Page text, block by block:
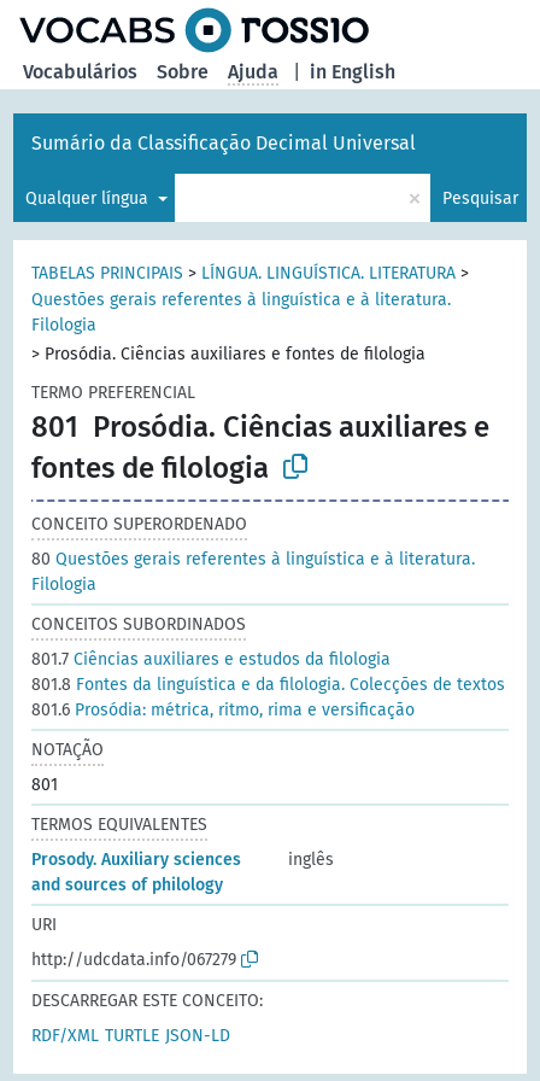
in English
Vocabulários Sobre Ajuda
Sumário da Classificação Decimal Universal
Qualquer língua × Pesquisar
TABELAS PRINCIPAIS > LÍNGUA. LINGUÍSTICA. LITERATURA >
Questões gerais referentes à linguística e à literatura.
Filologia
> Prosódia. Ciências auxiliares e fontes de filologia
TERMO PREFERENCIAL
801 Prosódia. Ciências auxiliares e
fontes de filologia
CONCEITO SUPERORDENADO
80Questões gerais referentes à linguística e à literatura.
Filologia
CONCEITOS SUBORDINADOS
801.7Ciências auxiliares e estudos da filologia
801.8 Fontes da linguística e da filologia. Colecções de textos
801.6 Prosódia: métrica, ritmo, rima e versificação
NOTAÇÃO
801
TERMOS EQUIVALENTES
Prosody. Auxiliary sciences
and sources of philology
inglês
URI
http://udcdata.info/067279
DESCARREGAR ESTE CONCEITO:
RDF/XML TURTLE JSON-LD